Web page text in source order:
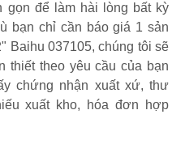
gọn để làm hài lòng bất kỳ
bạn chỉ cần báo giá 1 sản
Baihu 037105, chúng tôi sẽ
thiết theo yêu cầu của bạn
chứng nhận xuất xứ, thư
xuất kho, hóa đơn hợp